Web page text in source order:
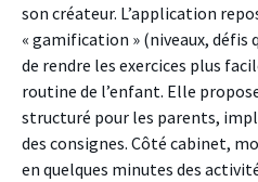
son créateur. L’application
« gamification » (niveaux, défis
de rendre les exercices plus
routine de l’enfant. Elle
structuré pour les parents,
des consignes. Côté cabinet,
en quelques minutes des